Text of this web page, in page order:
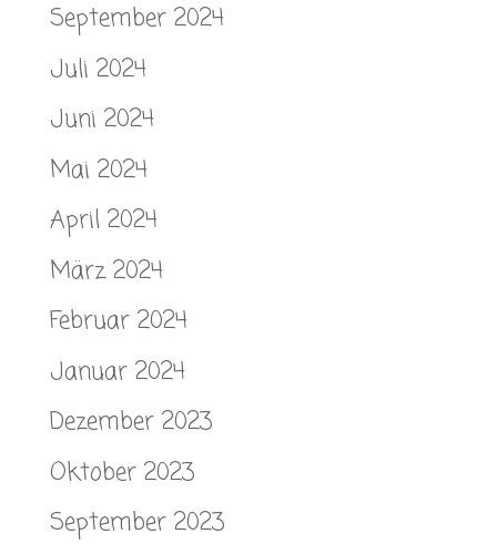
September 2024
Juli 2024
Juni 2024
Mai 2024
April 2024
März 2024
Februar 2024
Januar 2024
Dezember 2023
Oktober 2023
September 2023